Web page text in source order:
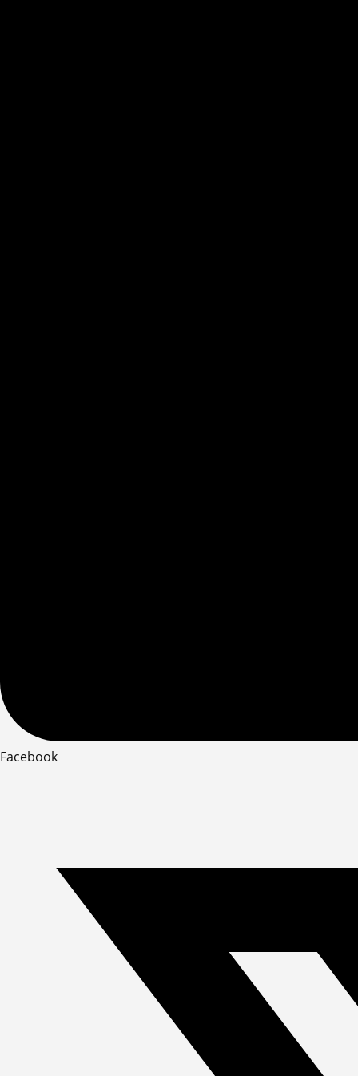
Facebook